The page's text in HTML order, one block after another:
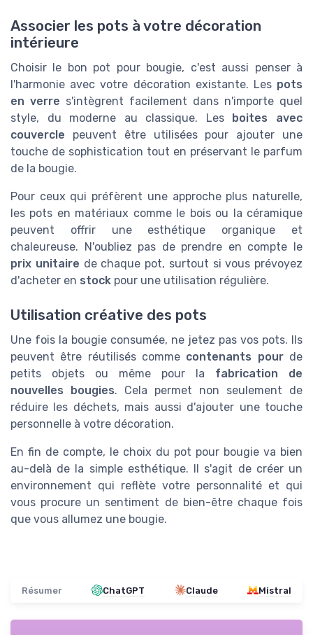
Associer les pots à votre décoration
intérieure
Choisir le bon pot pour bougie, c'est aussi penser à
l'harmonie avec votre décoration existante. Les pots
en verre s'intègrent facilement dans n'importe quel
style, du moderne au classique. Les
boites avec
couvercle peuvent être utilisées pour ajouter une
touche de sophistication tout en préservant le parfum
de la bougie.
Pour ceux qui préfèrent une approche plus naturelle,
les pots en matériaux comme le bois ou la céramique
peuvent offrir une esthétique organique et
chaleureuse. N'oubliez pas de prendre en compte le
prix unitaire de chaque pot, surtout si vous prévoyez
d'acheter en stock pour une utilisation régulière.
Utilisation créative des pots
Une fois la bougie consumée, ne jetez pas vos pots. Ils
peuvent être réutilisés comme contenants pourde
petits objets ou même pour la fabrication de
nouvelles bougies. Cela permet non seulement de
réduire les déchets, mais aussi d'ajouter une touche
personnelle à votre décoration.
En fin de compte, le choix du pot pour bougie va bien
au-delà de la simple esthétique. Il s'agit de créer un
environnement qui reflète votre personnalité et qui
vous procure un sentiment de bien-être chaque fois
que vous allumez une bougie.
Résumer ChatGPT Claude Mistral